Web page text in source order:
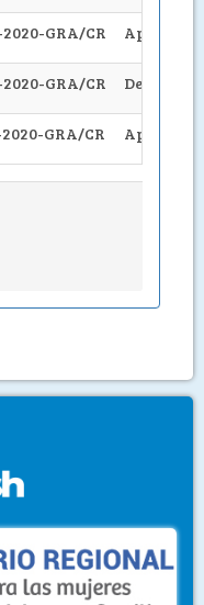
GRA/CR Aprueban
GRA/CR Declaran
GRA/CR Aprueban